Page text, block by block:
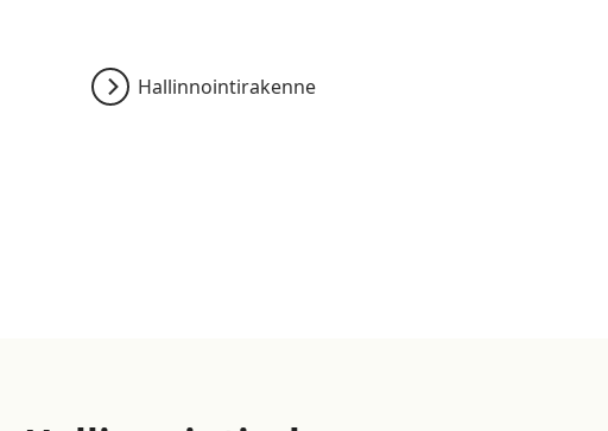
Hallinnointirakenne